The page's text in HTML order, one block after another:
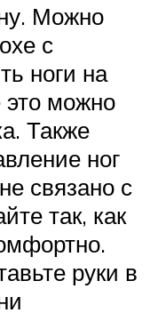
Можно
с
ноги на
можно
Также
ног
связано с
так, как
руки в